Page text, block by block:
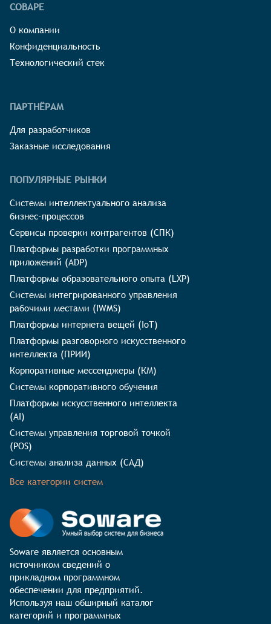
СОВАРЕ
О компании
Конфиденциальность
Технологический стек
ПАРТНЁРАМ
Для разработчиков
Заказные исследования
ПОПУЛЯРНЫЕ РЫНКИ
Системы интеллектуального анализа
бизнес-процессов
Сервисы проверки контрагентов (СПК)
Платформы разработки программных
приложений (ADP)
Платформы образовательного опыта (LXP)
Системы интегрированного управления
рабочими местами (IWMS)
Платформы интернета вещей (IoT)
Платформы разговорного искусственного
интеллекта (ПРИИ)
Корпоративные мессенджеры (КМ)
Системы корпоративного обучения
Платформы искусственного интеллекта
(AI)
Системы управления торговой точкой
(POS)
Системы анализа данных (САД)
Все категории систем
Soware является основным
источником сведений о
прикладном программном
обеспечении для предприятий.
Используя наш обширный каталог
категорий и программных